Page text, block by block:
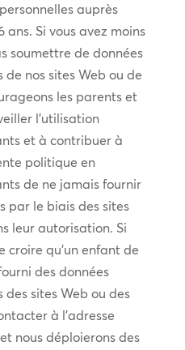
auprès
ans. Si vous avez moins
soumettre de données
nos sites Web ou de
les parents et
l’utilisation
et à contribuer à
politique en
de ne jamais fournir
par le biais des sites
leur autorisation. Si
croire qu’un enfant de
des données
sites Web ou des
à l’adresse
nous déploierons des